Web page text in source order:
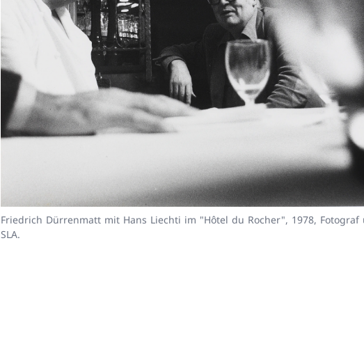
Friedrich Dürrenmatt mit Hans Liechti im "Hôtel du Rocher", 1978, Fotograf
SLA.